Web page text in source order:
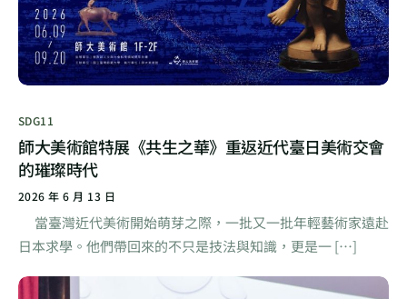
SDG11
師大美術館特展《共生之華》重返近代臺日美術交會
的璀璨時代
2026 年 6 月 13 日
當臺灣近代美術開始萌芽之際，一批又一批年輕藝術家遠赴
日本求學。他們帶回來的不只是技法與知識，更是一 […]